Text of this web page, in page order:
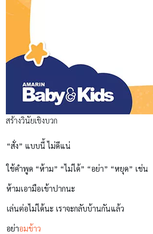
สร้างวินัยเชิงบวก
“สั่ง” แบบนี้ ไม่ดีแน่
ใช้คำพูด “ห้าม” “ไม่ได้” “อย่า” “หยุด” เช่น
ห้ามเอามือเข้าปากนะ
เล่นต่อไม่ได้นะ เราจะกลับบ้านกันแล้ว
อย่าอมข้าว